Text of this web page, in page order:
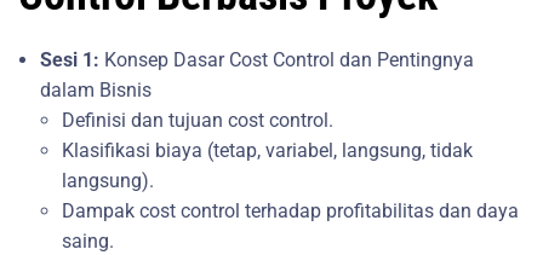
Sesi 1: Konsep Dasar Cost Control dan Pentingnya
dalam Bisnis
Definisi dan tujuan cost control.
Klasifikasi biaya (tetap, variabel, langsung, tidak
langsung).
Dampak cost control terhadap profitabilitas dan daya
saing.